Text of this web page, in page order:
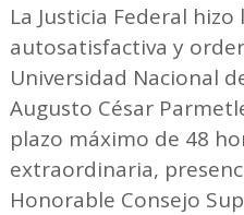
La Justicia Federal
autosatisfactiva y
Universidad Nacional
Augusto César
plazo máximo de 48
extraordinaria,
Honorable Consejo